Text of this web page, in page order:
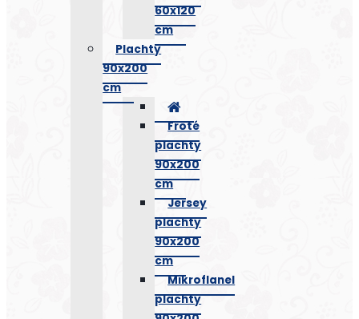
60x120
cm
Plachty
90x200
cm
Froté
plachty
90x200
cm
Jersey
plachty
90x200
cm
Mikroflanel
plachty